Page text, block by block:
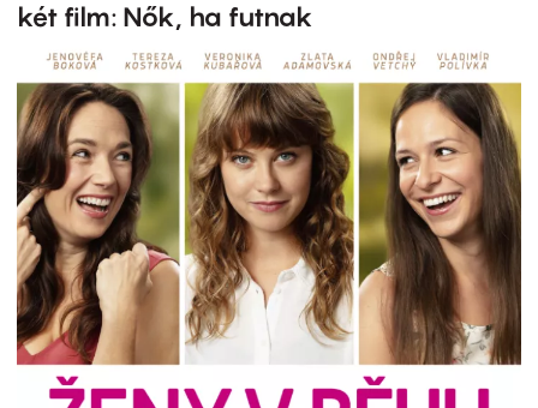
két film: Nők, ha futnak